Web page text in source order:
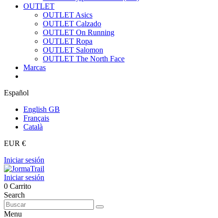
OUTLET
OUTLET Asics
OUTLET Calzado
OUTLET On Running
OUTLET Ropa
OUTLET Salomon
OUTLET The North Face
Marcas
Español
English GB
Français
Català
EUR €
Iniciar sesión
Iniciar sesión
0 Carrito
Search
Menu